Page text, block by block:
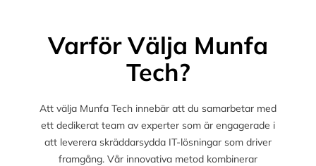
Varför Välja Munfa
Tech?
Att välja Munfa Tech innebär att du samarbetar med
ett dedikerat team av experter som är engagerade i
att leverera skräddarsydda IT-lösningar som driver
framgång. Vår innovativa metod kombinerar